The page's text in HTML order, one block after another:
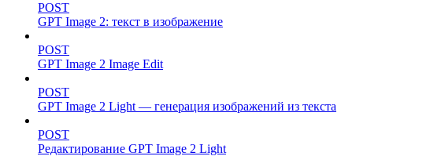
POST
GPT Image 2: текст в изображение
POST
GPT Image 2 Image Edit
POST
GPT Image 2 Light — генерация изображений из текста
POST
Редактирование GPT Image 2 Light